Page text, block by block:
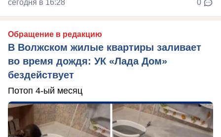
сегодня в 16:28 0
Обращение в редакцию
В Волжском жилые квартиры заливает
во время дождя: УК «Лада Дом»
бездействует
Потоп 4-ый месяц